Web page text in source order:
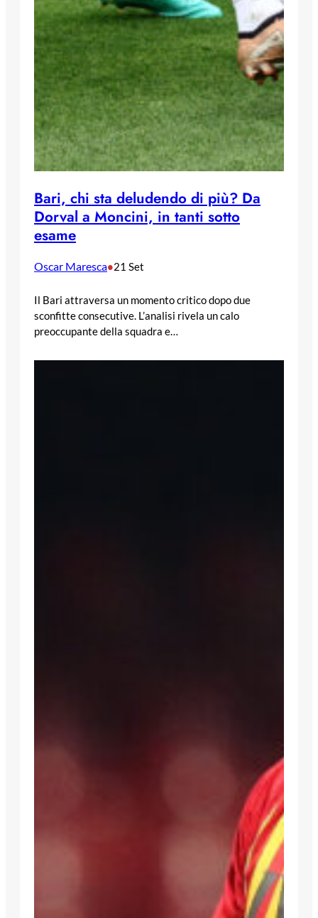
Bari, chi sta deludendo di più? Da
Dorval a Moncini, in tanti sotto
esame
Oscar Maresca•21 Set
Il Bari attraversa un momento critico dopo due
sconfitte consecutive. L’analisi rivela un calo
preoccupante della squadra e…